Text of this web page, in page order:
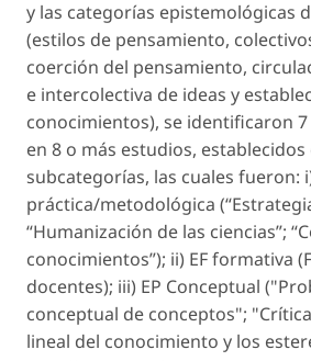
y las categorías epistemológicas
(estilos de pensamiento,
coerción del pensamiento,
e intercolectiva de ideas y
conocimientos), se identificaron
en 8 o más estudios,
subcategorías, las cuales fueron:
práctica/metodológica
“Humanización de las ciencias”;
conocimientos”); ii) EF formativa
docentes); iii) EP Conceptual
conceptual de conceptos";
lineal del conocimiento y los